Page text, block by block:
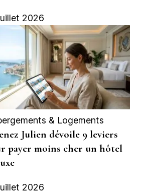
2026
& Logements
Julien dévoile 9 leviers
payer moins cher un hôtel
2026